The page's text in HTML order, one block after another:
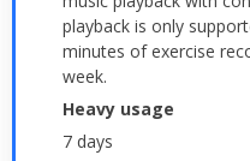
playback is only
minutes of exercise
week.
Heavy usage
7 days